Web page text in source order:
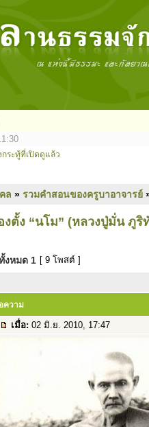
กระทู้ที่เปิดดูแล้ว
ล » รวมคำสอนของครูบาอาจารย์
งตั้ง “นโม” (หลวงปู่มั่น ภูริ
งหมด 1 [ 9 โพสต์ ]
ความ
เมื่อ: 02 มิ.ย. 2010, 17:47